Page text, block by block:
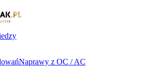
Naprawy z OC / AC